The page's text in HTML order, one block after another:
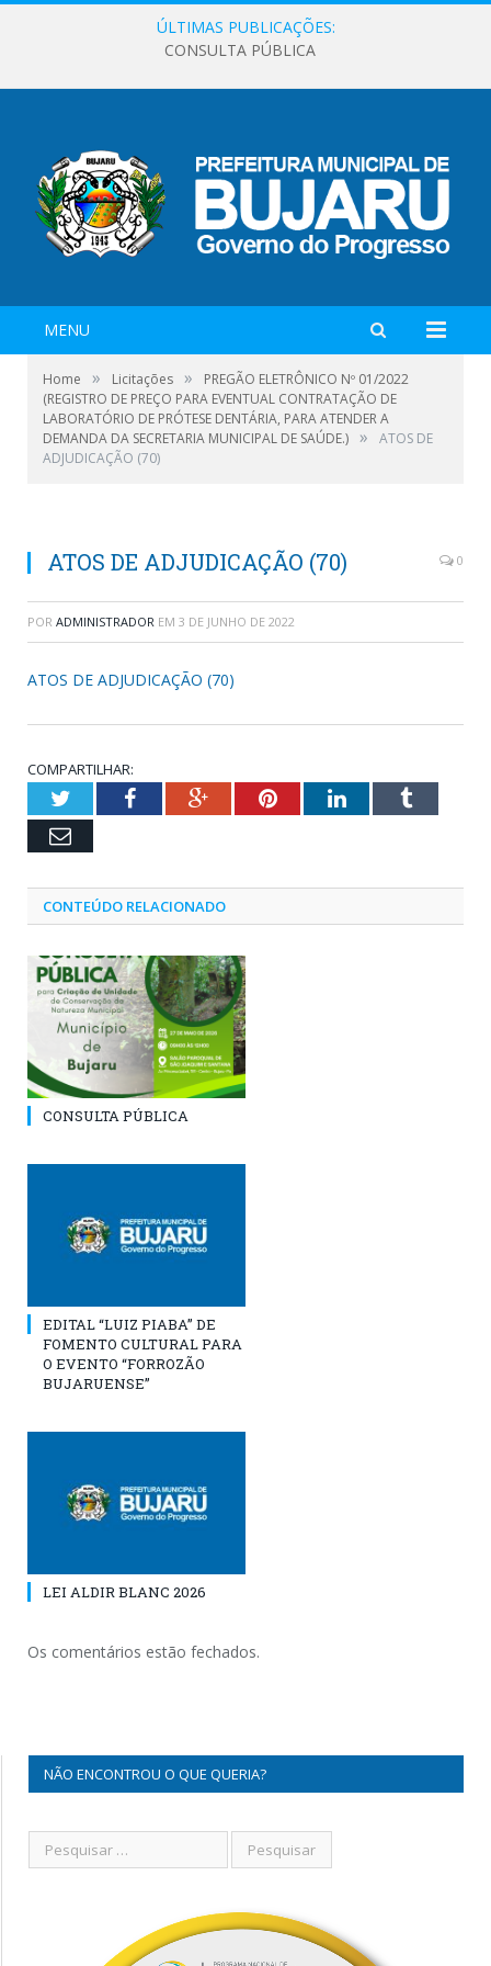
ÚLTIMAS PUBLICAÇÕES:
CONSULTA PÚBLICA
MENU
Home » Licitações »
PREGÃO ELETRÔNICO Nº 01/2022
(REGISTRO DE PREÇO PARA EVENTUAL CONTRATAÇÃO DE
LABORATÓRIO DE PRÓTESE DENTÁRIA, PARA ATENDER A
DEMANDA DA SECRETARIA MUNICIPAL DE SAÚDE.) »
ATOS DE
ADJUDICAÇÃO (70)
ATOS DE ADJUDICAÇÃO (70) 0
POR ADMINISTRADOR EM 3 DE JUNHO DE 2022
ATOS DE ADJUDICAÇÃO (70)
COMPARTILHAR:
TwitterFacebookGoogle+PinterestLinkedInTumblr
Email
CONTEÚDO RELACIONADO
CONSULTA PÚBLICA
EDITAL “LUIZ PIABA” DE
FOMENTO CULTURAL PARA
O EVENTO “FORROZÃO
BUJARUENSE”
LEI ALDIR BLANC 2026
Os comentários estão fechados.
NÃO ENCONTROU O QUE QUERIA?